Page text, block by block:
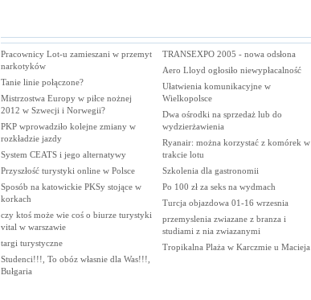
Pracownicy Lot-u zamieszani w przemyt
narkotyków
Tanie linie połączone?
Mistrzostwa Europy w piłce nożnej
2012 w Szwecji i Norwegii?
PKP wprowadziło kolejne zmiany w
rozkładzie jazdy
System CEATS i jego alternatywy
Przyszłość turystyki online w Polsce
Sposób na katowickie PKSy stojące w
korkach
czy ktoś może wie coś o biurze turystyki
vital w warszawie
targi turystyczne
Studenci!!!, To obóz własnie dla Was!!!,
Bułgaria
TRANSEXPO 2005 - nowa odsłona
Aero Lloyd ogłosiło niewypłacalność
Ułatwienia komunikacyjne w
Wielkopolsce
Dwa ośrodki na sprzedaż lub do
wydzierżawienia
Ryanair: można korzystać z komórek w
trakcie lotu
Szkolenia dla gastronomii
Po 100 zł za seks na wydmach
Turcja objazdowa 01-16 wrzesnia
przemyslenia zwiazane z branza i
studiami z nia zwiazanymi
Tropikalna Plaża w Karczmie u Macieja